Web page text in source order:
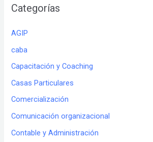
Categorías
AGIP
caba
Capacitación y Coaching
Casas Particulares
Comercialización
Comunicación organizacional
Contable y Administración